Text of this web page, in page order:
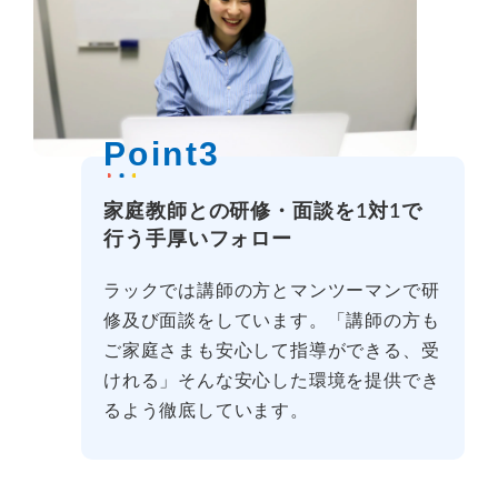
Point3
家庭教師との研修・面談を1対1で
行う手厚いフォロー
ラックでは講師の方とマンツーマンで研
修及び面談をしています。「講師の方も
ご家庭さまも安心して指導ができる、受
けれる」そんな安心した環境を提供でき
るよう徹底しています。